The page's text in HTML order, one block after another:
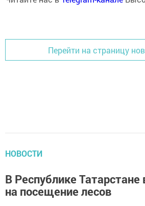
Перейти на страницу
НОВОСТИ
В Республике Татарстане
на посещение лесов